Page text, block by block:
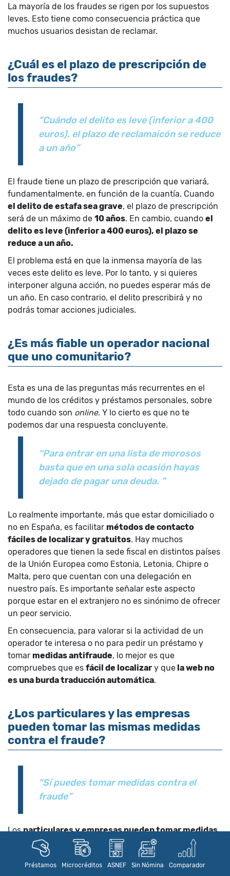
Préstamos Microcréditos ASNEF Sin Nómina Comparador
La mayoría de los fraudes se rigen por los supuestos
leves. Esto tiene como consecuencia práctica que
muchos usuarios desistan de reclamar.
¿Cuál es el plazo de prescripción de
los fraudes?
“Cuándo el delito es leve (inferior a 400
euros), el plazo de reclamaicón se reduce
a un año”
El fraude tiene un plazo de prescripción que variará,
fundamentalmente, en función de la cuantía. Cuando
el delito de estafa sea grave, el plazo de prescripción
será de un máximo de 10 años. En cambio, cuando el
delito es leve (inferior a 400 euros), el plazo se
reduce a un año.
El problema está en que la inmensa mayoría de las
veces este delito es leve. Por lo tanto, y si quieres
interponer alguna acción, no puedes esperar más de
un año. En caso contrario, el delito prescribirá y no
podrás tomar acciones judiciales.
¿Es más fiable un operador nacional
que uno comunitario?
Esta es una de las preguntas más recurrentes en el
mundo de los créditos y préstamos personales, sobre
todo cuando son online. Y lo cierto es que no te
podemos dar una respuesta concluyente.
“Para entrar en una lista de morosos
basta que en una sola ocasión hayas
dejado de pagar una deuda. ”
Lo realmente importante, más que estar domiciliado o
no en España, es facilitar métodos de contacto
fáciles de localizar y gratuitos. Hay muchos
operadores que tienen la sede fiscal en distintos países
de la Unión Europea como Estonia, Letonia, Chipre o
Malta, pero que cuentan con una delegación en
nuestro país. Es importante señalar este aspecto
porque estar en el extranjero no es sinónimo de ofrecer
un peor servicio.
En consecuencia, para valorar si la actividad de un
operador te interesa o no para pedir un préstamo y
tomar medidas antifraude, lo mejor es que
compruebes que es fácil de localizary que la web no
es una burda traducción automática.
¿Los particulares y las empresas
pueden tomar las mismas medidas
contra el fraude?
“Sí puedes tomar medidas contra el
fraude”
Losparticulares y empresas pueden tomar medidas
similaressi padecen fraude en un préstamo. Ahora
bien, no está de más señalar que, en función de las
características de la operación, las instancias judiciales